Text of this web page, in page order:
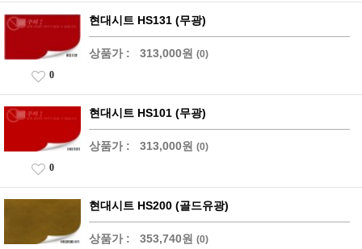
현대시트 HS131 (무광)
상품가 : 313,000원 (0)
0
현대시트 HS101 (무광)
상품가 : 313,000원 (0)
0
현대시트 HS200 (골드유광)
상품가 : 353,740원 (0)